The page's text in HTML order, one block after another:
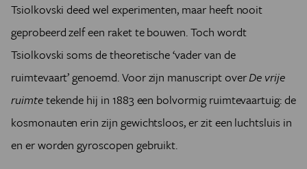
Tsiolkovski deed wel experimenten, maar heeft nooit
geprobeerd zelf een raket te bouwen. Toch wordt
Tsiolkovski soms de theoretische ‘vader van de
ruimtevaart’ genoemd. Voor zijn manuscript overDe vrije
ruimtetekende hij in 1883 een bolvormig ruimtevaartuig: de
kosmonauten erin zijn gewichtsloos, er zit een luchtsluis in
en er worden gyroscopen gebruikt.